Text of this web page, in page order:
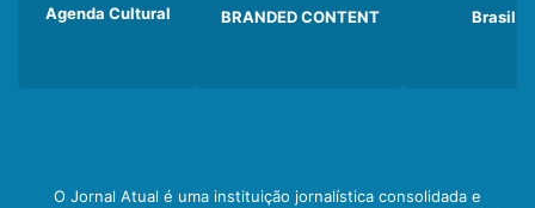
Agenda Cultural BRANDED CONTENT Brasil
O Jornal Atual é uma instituição jornalística consolidada e